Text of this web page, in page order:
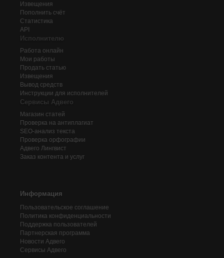
Извещения
Пополнить счёт
Статистика
API
Исполнителю
Работа онлайн
Мои работы
Продать статью
Извещения
Вывод средств
Инструкции для исполнителей
Сервисы Адвего
Магазин статей
Проверка на антиплагиат
SEO-анализ текста
Проверка орфографии
Адвего Лингвист
Заказ контента и услуг
Информация
Пользовательское соглашение
Политика конфиденциальности
Поддержка пользователей
Партнерская программа
Новости Адвего
Сервисы Адвего